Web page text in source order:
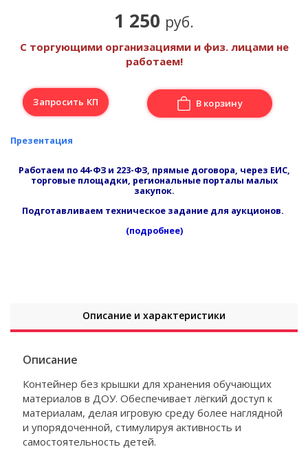
1 250 руб.
С торгующими организациями и физ. лицами не
работаем!
Запросить КП В корзину
Презентация
Работаем по 44-ФЗ и 223-ФЗ, прямые договора, через ЕИС,
торговые площадки, региональные порталы малых
закупок.
Подготавливаем техническое задание для аукционов.
(подробнее)
Описание и характеристики
Описание
Контейнер без крышки для хранения обучающих
материалов в ДОУ. Обеспечивает лёгкий доступ к
материалам, делая игровую среду более наглядной
и упорядоченной, стимулируя активность и
самостоятельность детей.